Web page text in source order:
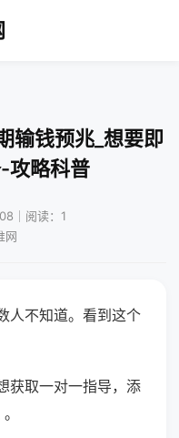
输钱预兆_想要即
攻略科普
｜阅读：1
网
人不知道。看到这个
获取一对一指导，添